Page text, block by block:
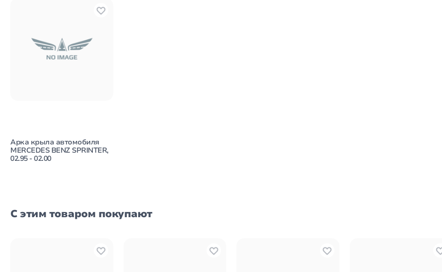
Арка крыла автомобиля
MERCEDES BENZ SPRINTER,
02.95 - 02.00
С этим товаром покупают